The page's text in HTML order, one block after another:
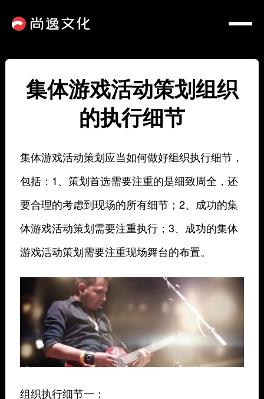
集体游戏活动策划组织
的执行细节
集体游戏活动策划应当如何做好组织执行细节，
包括：1、策划首选需要注重的是细致周全，还
要合理的考虑到现场的所有细节；2、成功的集
体游戏活动策划需要注重执行；3、成功的集体
游戏活动策划需要注重现场舞台的布置。
组织执行细节一：